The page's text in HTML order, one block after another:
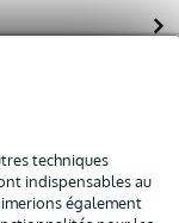
techniques
indispensables au
également
300 € et max.
un tarif réduit
tête (655 - 679